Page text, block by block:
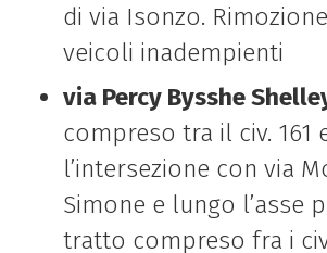
di via Isonzo.
veicoli inadempienti
via Percy Bysshe
compreso tra il civ. 161
l’intersezione con via
Simone e lungo l’asse
tratto compreso fra i